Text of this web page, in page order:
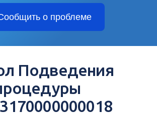
о проблеме
Подведения